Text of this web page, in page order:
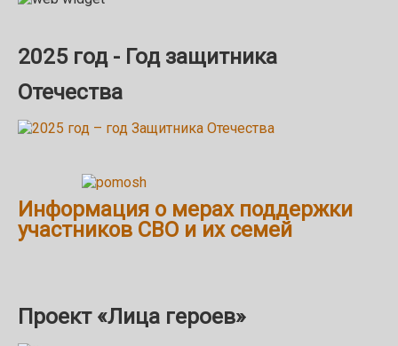
2025 год - Год защитника
Отечества
Информация о мерах поддержки
участников СВО и их семей
Проект «Лица героев»